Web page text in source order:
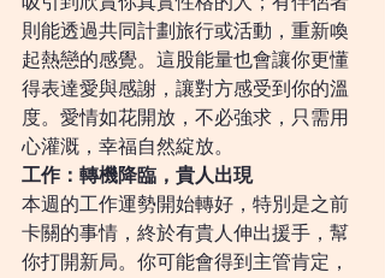
則能透過共同計劃旅行或活動，重新喚
起熱戀的感覺。這股能量也會讓你更懂
得表達愛與感謝，讓對方感受到你的溫
度。愛情如花開放，不必強求，只需用
心灌溉，幸福自然綻放。
工作：轉機降臨，貴人出現
本週的工作運勢開始轉好，特別是之前
卡關的事情，終於有貴人伸出援手，幫
你打開新局。你可能會得到主管肯定，